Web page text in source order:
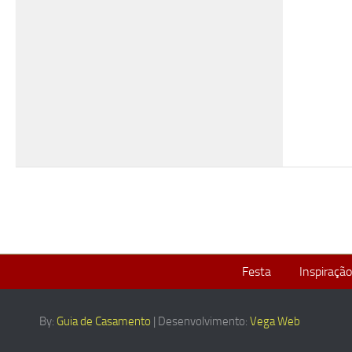
Festa Inspiração
By: Guia de Casamento | Desenvolvimento: Vega Web